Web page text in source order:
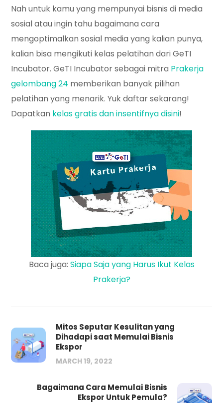
Nah untuk kamu yang mempunyai bisnis di media
sosial atau ingin tahu bagaimana cara
mengoptimalkan sosial media yang kalian punya,
kalian bisa mengikuti kelas pelatihan dari GeTI
Incubator. GeTI Incubator sebagai mitra Prakerja
gelombang 24 memberikan banyak pilihan
pelatihan yang menarik. Yuk daftar sekarang!
Dapatkan kelas gratis dan insentifnya disini!
Baca juga: Siapa Saja yang Harus Ikut Kelas
Prakerja?
Mitos Seputar Kesulitan yang
Dihadapi saat Memulai Bisnis
Ekspor
MARCH 19, 2022
Bagaimana Cara Memulai Bisnis
Ekspor Untuk Pemula?